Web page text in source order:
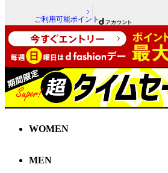
ご利用可能ポイント
WOMEN
MEN